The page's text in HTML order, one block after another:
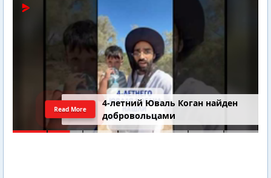
4-летний Юваль Коган найден
добровольцами
Read More